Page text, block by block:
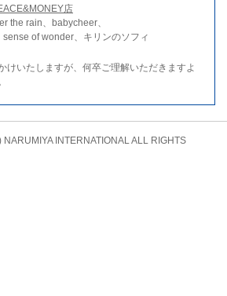
店
the rain、babycheer、
of wonder、キリンのソフィ
けいたしますが、何卒ご理解いただきますよ